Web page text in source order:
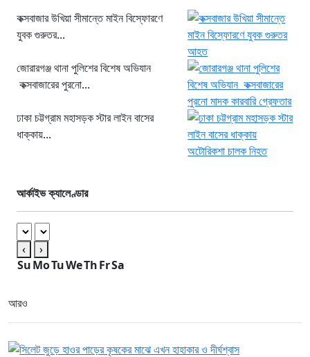
কক্সবাজার উখিয়া সীমান্তে মাইন বিস্ফোরণে
যুবক গুরুতর...
জোরারগঞ্জ থানা পুলিশের বিশেষ অভিযান
কক্সবাজারের পুরনো...
ঢাকা চট্টগ্রাম মহাসড়ক স্টার লাইন বাসের
ধাক্কায়...
আর্কাইভ ক্যালেণ্ডার
‹
›
SuMoTuWeThFrSa
আরও